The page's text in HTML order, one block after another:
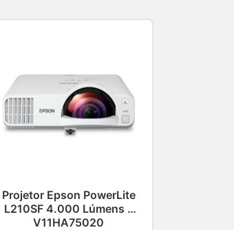
Projetor Epson PowerLite
L210SF 4.000 Lúmens –
V11HA75020